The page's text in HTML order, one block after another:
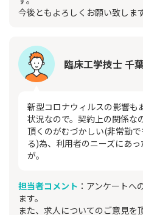
今後ともよろしくお願い致しま
臨床工学技士 千
新型コロナウィルスの影響も
状況なので。契約上の関係な
頂くのがむづかしい(非常勤
る)為、利用者のニーズにあ
が。
担当者コメント ：アンケートへ
ます。
また、求人についてのご意見を